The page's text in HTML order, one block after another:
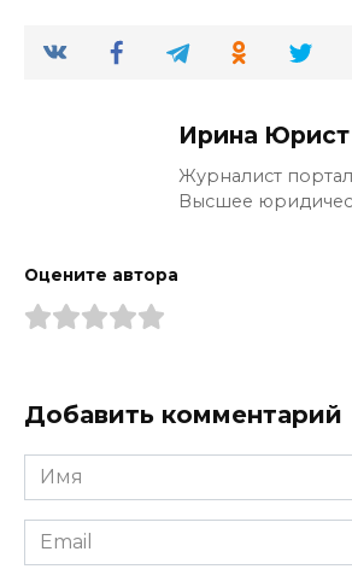
Ирина Юрист
Журналист
Высшее
Оцените автора
Добавить комментарий
Имя
*
Email
*